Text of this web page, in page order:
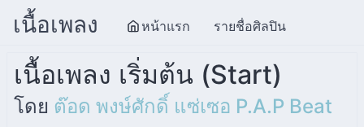
เนื้อเพลง หน้าแรก รายชื่อศิลปิน
เนื้อเพลง เริ่มต้น (Start)
โดย ต๊อด พงษ์ศักดิ์ แซ่เซอ P.A.P Beat